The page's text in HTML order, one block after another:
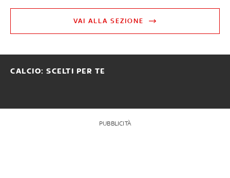
VAI ALLA SEZIONE
CALCIO: SCELTI PER TE
PUBBLICITÀ